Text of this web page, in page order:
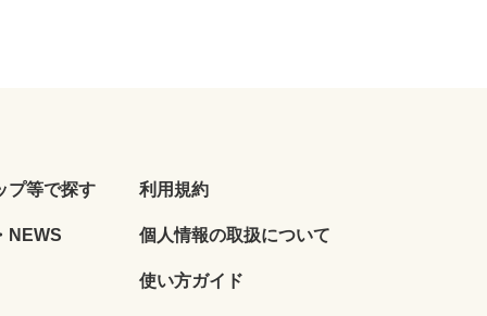
プ等で探す
NEWS
利用規約
個人情報の取扱について
使い方ガイド